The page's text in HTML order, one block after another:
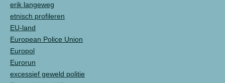
erik langeweg
etnisch profileren
EU-land
European Police Union
Europol
Eurorun
excessief geweld politie